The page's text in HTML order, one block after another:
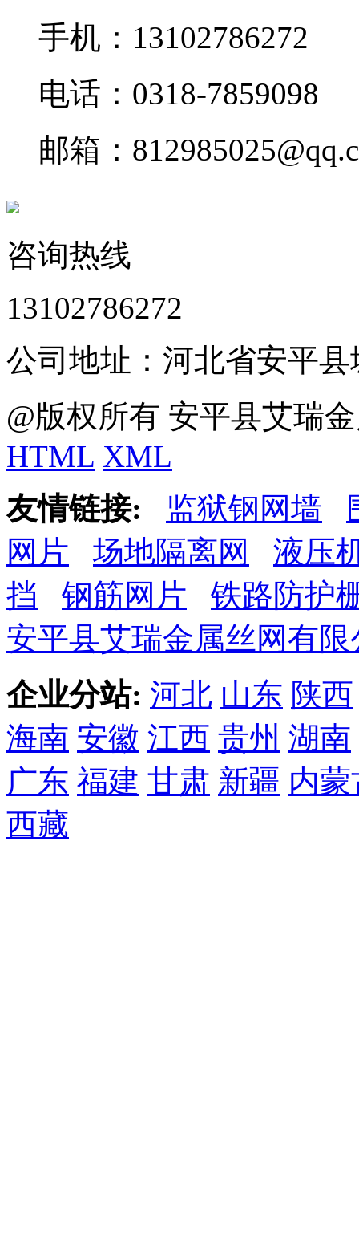
手机：13102786272
电话：0318-7859098
邮箱：
咨询热线
13102786272
公司地址：河北省安平
@版权所有 安平县艾瑞
HTML XML
友情链接:
监狱钢网墙
网片
场地隔离网
液压
挡
钢筋网片
铁路防护
安平县艾瑞金属丝网有限
企业分站: 河北 山东 陕西
海南 安徽 江西 贵州 湖南
广东 福建 甘肃 新疆 内蒙
西藏